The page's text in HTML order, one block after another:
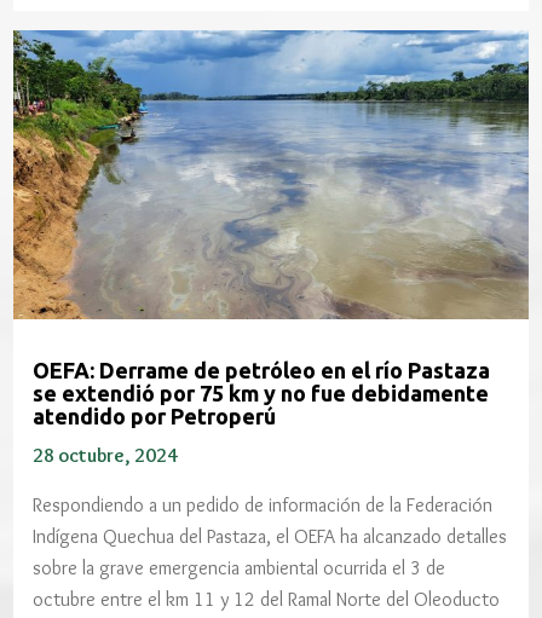
OEFA: Derrame de petróleo en el río Pastaza
se extendió por 75 km y no fue debidamente
atendido por Petroperú
28 octubre, 2024
Respondiendo a un pedido de información de la Federación
Indígena Quechua del Pastaza, el OEFA ha alcanzado detalles
sobre la grave emergencia ambiental ocurrida el 3 de
octubre entre el km 11 y 12 del Ramal Norte del Oleoducto